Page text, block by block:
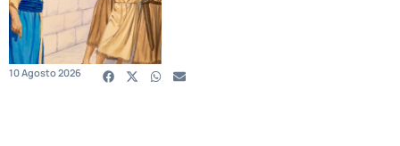
10 Agosto 2026